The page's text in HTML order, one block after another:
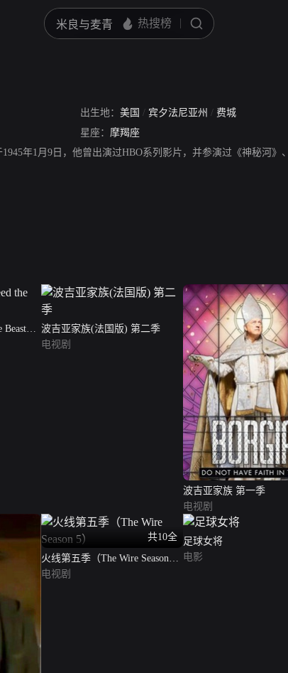
出生地： 美国 / 宾夕法尼亚州 / 费城
星座： 摩羯座
年1月9日，他曾出演过HBO系列影片，并参演过《神秘河
Beast
波吉亚家族(法国版) 第二季
电视剧
波吉亚家族 第一季
电视剧
共10全
火线第五季（The Wire Season
5）
电视剧
足球女将
电影